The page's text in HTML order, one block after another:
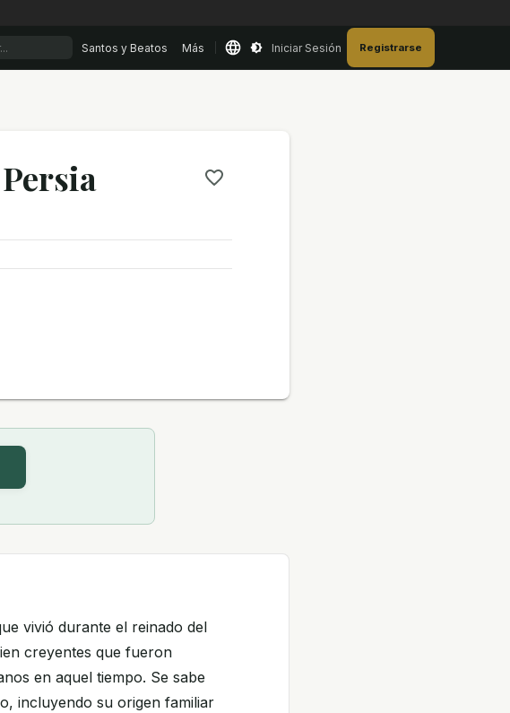
Santos y Beatos Más Iniciar Sesión Registrarse
vivió durante el reinado del
creyentes que fueron
en aquel tiempo. Se sabe
incluyendo su origen familiar